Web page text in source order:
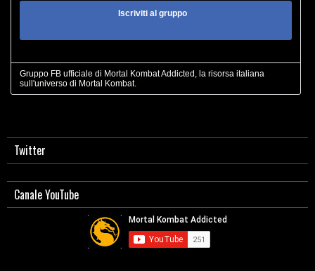
Iscriviti al gruppo
Gruppo FB ufficiale di Mortal Kombat Addicted, la risorsa italiana
sull'universo di Mortal Kombat.
Twitter
Canale YouTube